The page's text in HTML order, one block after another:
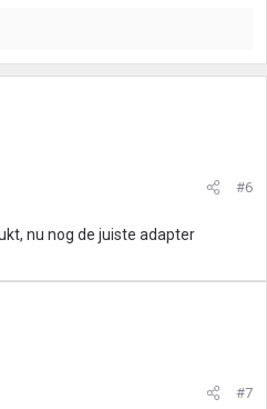
#6
nu nog de juiste adapter
#7